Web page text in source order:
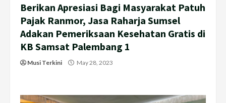
Berikan Apresiasi Bagi Masyarakat Patuh
Pajak Ranmor, Jasa Raharja Sumsel
Adakan Pemeriksaan Kesehatan Gratis di
KB Samsat Palembang 1
Musi Terkini May 28, 2023